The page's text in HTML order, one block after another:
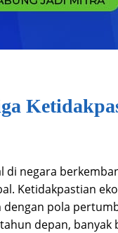
di negara
Ketidakpastian
pola
depan, banyak